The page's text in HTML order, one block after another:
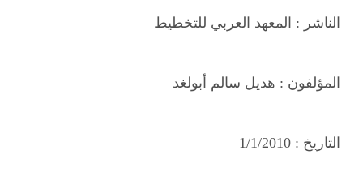
الناشر : المعهد العربي للتخطيط
المؤلفون : هديل سالم أبولغد
التاريخ :1/1/2010